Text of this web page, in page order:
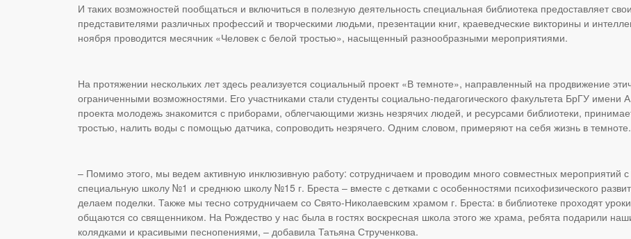
И таких возможностей пообщаться и включиться в полезную деятельность специальная библиотека предоставляет
представителями различных профессий и творческими людьми, презентации книг, краеведческие викторины и
ноября проводится месячник «Человек с белой тростью», насыщенный разнообразными мероприятиями.
На протяжении нескольких лет здесь реализуется социальный проект «В темноте», направленный на продвижение
ограниченными возможностями. Его участниками стали студенты социально-педагогического факультета БрГУ
проекта молодежь знакомится с приборами, облегчающими жизнь незрячих людей, и ресурсами библиотеки,
тростью, налить воды с помощью датчика, сопроводить незрячего. Одним словом, примеряют на себя жизнь в темноте.
– Помимо этого, мы ведем активную инклюзивную работу: сотрудничаем и проводим много совместных
специальную школу №1 и среднюю школу №15 г. Бреста – вместе с детками с особенностями психофизического
делаем поделки. Также мы тесно сотрудничаем со Свято-Николаевским храмом г. Бреста: в библиотеке проходят
общаются со священником. На Рождество у нас была в гостях воскресная школа этого же храма, ребята подарили
колядками и красивыми песнопениями, – добавила Татьяна Струченкова.